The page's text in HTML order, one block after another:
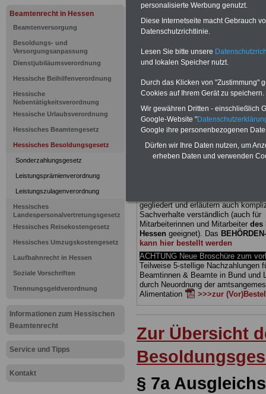
Beamtenrecht in Hessen
Beamtenversorgung
Besoldungs- und
Versorgungsanpassung
Dienstjubiläumsverordnung
Hessische Beihilfenverordnung
Hessische
Nebentätigkeitsverordnung
Hessische Urlaubsverordnung
Hessisches Beamtengesetz
Hessisches Besoldungsgesetz
Sonderzahlungsgesetz
Leistungsprämienverordnung
Leistungszulagenverordnung
Hessisches
Landespersonalvertretungsgesetz
Hessisches Reisekostengesetz
Hessisches Umzugskostengesetz
Laufbahnrecht in Hessen
Soziale Vorschriften
Trennungsgeldverordnung
Informationen zum Hessischen
Beamtenrecht
Service und Tipps
Kontakt
Hessisches
BEHÖRDEN-ABO mit drei
gegliedert und erläutern auch
Sachverhalte verständlich (auch für
Mitarbeiterinnen und Mitarbeiter des
Hessen geeignet). Das
kann hier bestellt werden
ACHTUNG Neue Broschüre zum
Teilweise 5-stellige Nachzahlungen
Beamtinnen & Beamte in Bund und
durch Neuordnung der
Alimentation
>>>zur
Zur Übersicht
§ 7a
personalisierte Werbung genutzt.
Diese Internetseite macht Gebrauch
Datenschutzrichtlinie.
Lesen Sie bitte unsere
und lokalen Speicher nutzt.
Durch das Klicken von "Zustimmung"
Cookies auf Ihrem Gerät zu speichern.
Wir gewähren Dritten - einschließlich
Google-Website "
Google ihre personenbezogenen
Dürfen wir Ihre Daten nutzen, um
erheben Daten und verwenden